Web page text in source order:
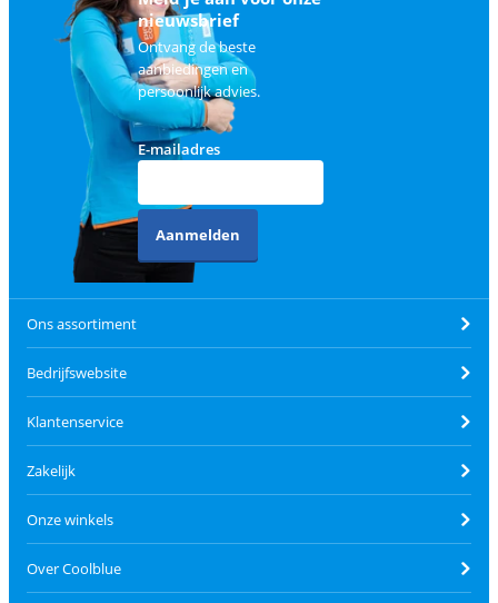
nieuwsbrief
Ontvang de beste
aanbiedingen en
persoonlijk advies.
E-mailadres
Aanmelden
Ons assortiment
Bedrijfswebsite
Klantenservice
Zakelijk
Onze winkels
Over Coolblue